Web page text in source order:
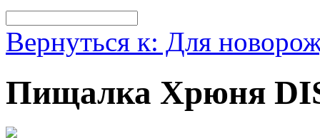
Вернуться к: Для
Пищалка Хрюня